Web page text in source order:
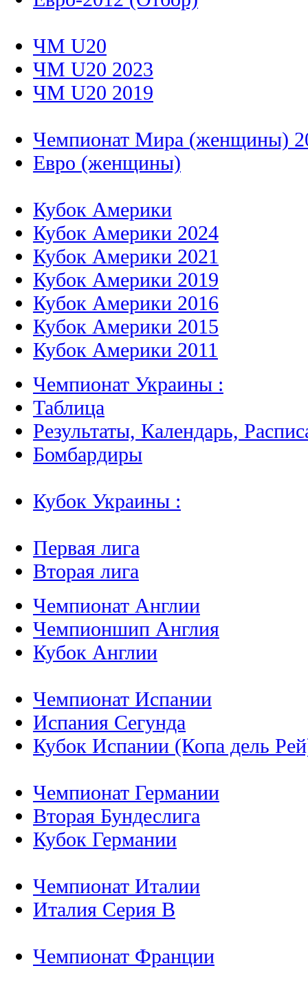
ЧМ U20
ЧМ U20 2023
ЧМ U20 2019
Чемпионат Мира (женщины)
Евро (женщины)
Кубок Америки
Кубок Америки 2024
Кубок Америки 2021
Кубок Америки 2019
Кубок Америки 2016
Кубок Америки 2015
Кубок Америки 2011
Чемпионат Украины :
Таблица
Результаты, Календарь,
Бомбардиры
Кубок Украины :
Первая лига
Вторая лига
Чемпионат Англии
Чемпионшип Англия
Кубок Англии
Чемпионат Испании
Испания Сегунда
Кубок Испании (Копа дель
Чемпионат Германии
Вторая Бундеслига
Кубок Германии
Чемпионат Италии
Италия Серия B
Чемпионат Франции